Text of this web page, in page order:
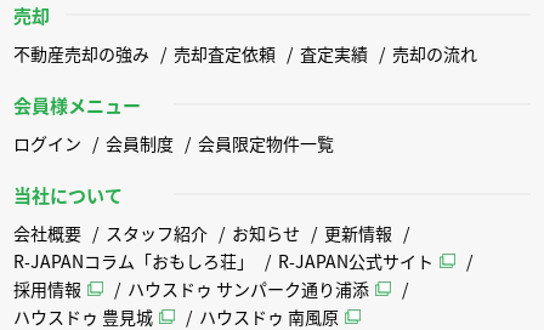
売却
不動産売却の強み 売却査定依頼 査定実績 売却の流れ
会員様メニュー
ログイン 会員制度 会員限定物件一覧
当社について
会社概要 スタッフ紹介 お知らせ
更新情報
R-JAPANコラム「おもしろ荘」
R-JAPAN公式サイト
採用情報
ハウスドゥ サンパーク通り浦添
ハウスドゥ 豊見城
ハウスドゥ 南風原